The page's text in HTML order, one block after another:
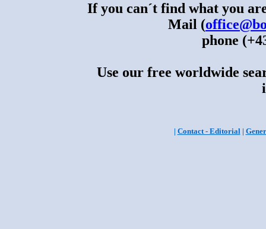
If you can´t find what you
Mail (
phone
Use our free worldwide
| Contact - Editorial|